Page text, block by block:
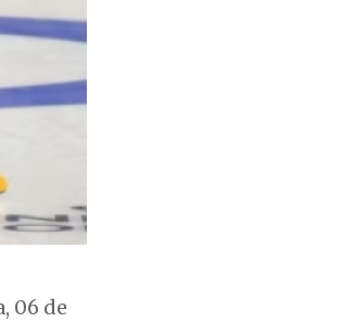
06 de